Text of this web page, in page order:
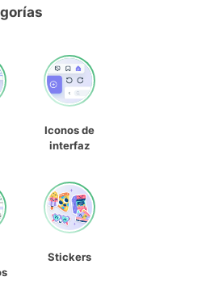
Iconos de
interfaz
Stickers